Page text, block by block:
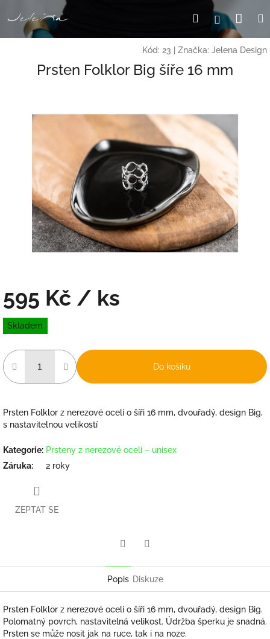
na
HledatPřihlášení
Kód: 23 Značka: Jelena Design
Prsten Folklor Big šíře 16 mm
595 Kč / ks
Měrná
cena:
Skladem
Do košíku
Prsten Folklor z nerezové oceli o šíři 16 mm, dvouřadý, design Big,
s nastavitelnou velikostí
Kategorie: Prsteny z nerezové oceli – unisex
Záruka: 2 roky
ZEPTAT SE
Popis Diskuze
Prsten Folklor z nerezové oceli o šíři 16 mm, dvouřadý, design Big.
Polomatný povrch, nastavitelná velikost. Údržba šperku je snadná.
Prsten se může nosit jak na ruce, tak i na noze.